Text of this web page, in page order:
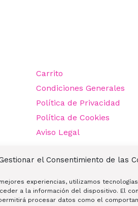
el Consentimiento de las
experiencias, utilizamos
a la información del dispositivo. El
procesar datos como el
Carrito
Condiciones Generales
Política de Privacidad
Política de Cookies
Aviso Legal